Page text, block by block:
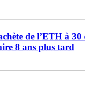
de l’ETH à 30
8 ans plus tard